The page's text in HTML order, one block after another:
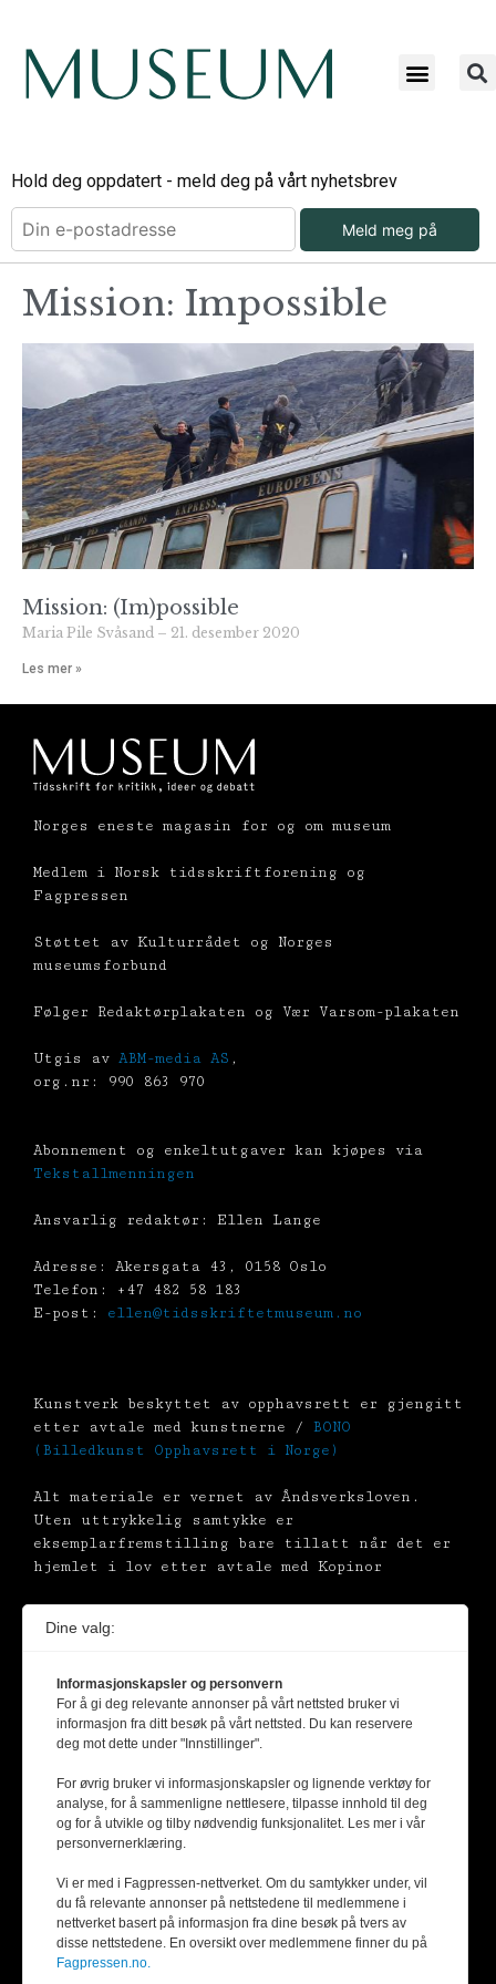
Hold deg oppdatert - meld deg på vårt nyhetsbrev
Meld meg på
Mission: Impossible
Mission: (Im)possible
Maria Pile Svåsand 21. desember 2020
Les mer »
Norges eneste magasin for og om museum
Medlem i Norsk tidsskriftforening og
Fagpressen
Støttet av Kulturrådet og Norges
museumsforbund
Følger Redaktørplakaten og Vær Varsom-plakaten
Utgis av ABM-media AS ,
org.nr: 990 863 970
Abonnement og enkeltutgaver kan kjøpes via
Tekstallmenningen
Ansvarlig redaktør: Ellen Lange
Adresse: Akersgata 43, 0158 Oslo
Telefon: +47 482 58 183
E-post: ellen@tidsskriftetmuseum.no
Kunstverk beskyttet av opphavsrett er gjengitt
etter avtale med kunstnerne / BONO
(Billedkunst Opphavsrett i Norge)
Alt materiale er vernet av Åndsverksloven.
Uten uttrykkelig samtykke er
eksemplarfremstilling bare tillatt når det er
hjemlet i lov etter avtale med Kopinor
Dine valg:
Informasjonskapsler og personvern
For å gi deg relevante annonser på vårt nettsted bruker vi
informasjon fra ditt besøk på vårt nettsted. Du kan reservere
deg mot dette under "Innstillinger".
For øvrig bruker vi informasjonskapsler og lignende verktøy for
analyse, for å sammenligne nettlesere, tilpasse innhold til deg
og for å utvikle og tilby nødvendig funksjonalitet. Les mer i vår
personvernerklæring.
Vi er med i Fagpressen-nettverket. Om du samtykker under, vil
du få relevante annonser på nettstedene til medlemmene i
nettverket basert på informasjon fra dine besøk på tvers av
disse nettstedene. En oversikt over medlemmene finner du på
Fagpressen.no.